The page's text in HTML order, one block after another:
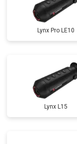
Lynx Pro LE10
Lynx L15